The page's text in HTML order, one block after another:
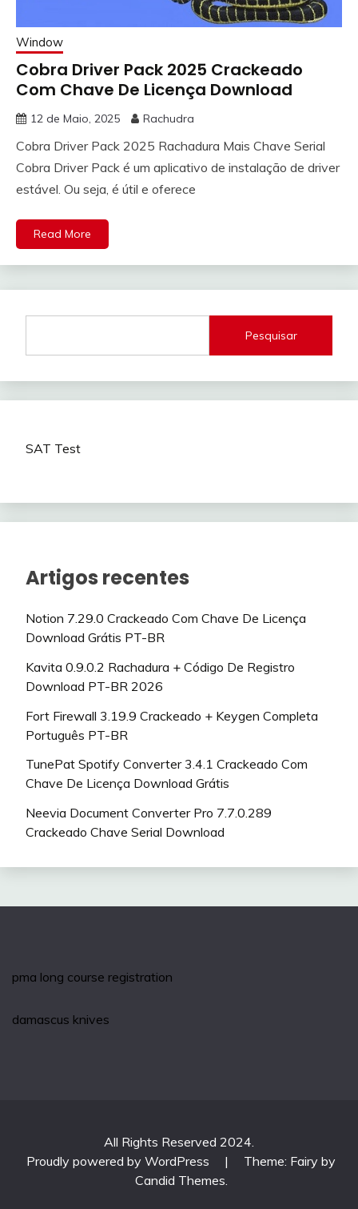
Window
Cobra Driver Pack 2025 Crackeado
Com Chave De Licença Download
12 de Maio, 2025 Rachudra
Cobra Driver Pack 2025 Rachadura Mais Chave Serial
Cobra Driver Pack é um aplicativo de instalação de driver
estável. Ou seja, é útil e oferece
Read More
Pesquisar
SAT Test
Artigos recentes
Notion 7.29.0 Crackeado Com Chave De Licença
Download Grátis PT-BR
Kavita 0.9.0.2 Rachadura + Código De Registro
Download PT-BR 2026
Fort Firewall 3.19.9 Crackeado + Keygen Completa
Português PT-BR
TunePat Spotify Converter 3.4.1 Crackeado Com
Chave De Licença Download Grátis
Neevia Document Converter Pro 7.7.0.289
Crackeado Chave Serial Download
pma long course registration
damascus knives
All Rights Reserved 2024.
Proudly powered by WordPress
|
Theme: Fairy by
Candid Themes